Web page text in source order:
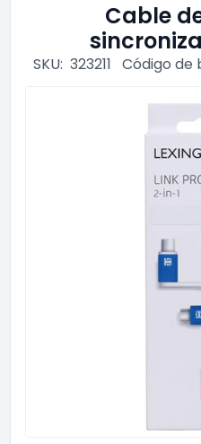
Cable
SKU: 323211 Código de